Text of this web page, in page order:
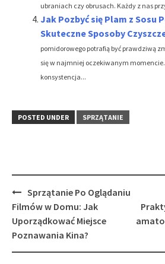
ubraniach czy obrusach. Każdy z nas
Jak Pozbyć się Plam z Sosu
Skuteczne Sposoby
pomidorowego potrafią być prawdziwą
się w najmniej oczekiwanym
konsystencja...
POSTED UNDER SPRZĄTANIE
Post
navigation
Sprzątanie Po Oglądaniu
Filmów w Domu: Jak
Uporządkować Miejsce
Poznawania Kina?